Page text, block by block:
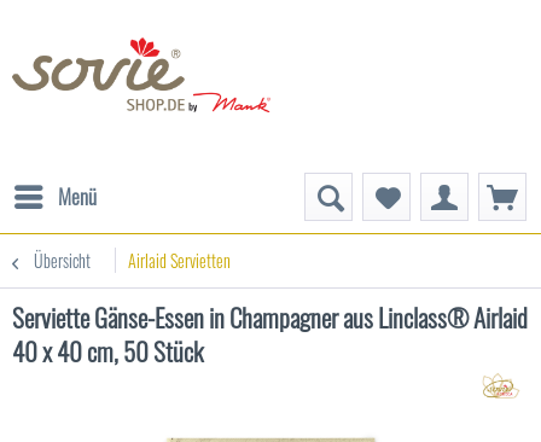
Menü
Übersicht Airlaid Servietten
Serviette Gänse-Essen in Champagner aus Linclass® Airlaid
40 x 40 cm, 50 Stück